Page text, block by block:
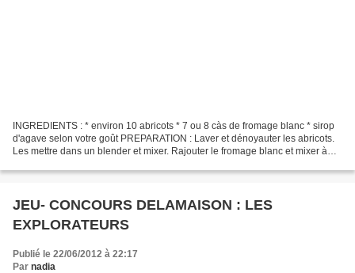
INGREDIENTS : * environ 10 abricots * 7 ou 8 càs de fromage blanc * sirop
d'agave selon votre goût PREPARATION : Laver et dénoyauter les abricots.
Les mettre dans un blender et mixer. Rajouter le fromage blanc et mixer à
JEU- CONCOURS DELAMAISON : LES
EXPLORATEURS
Publié le 22/06/2012 à 22:17
Par nadia